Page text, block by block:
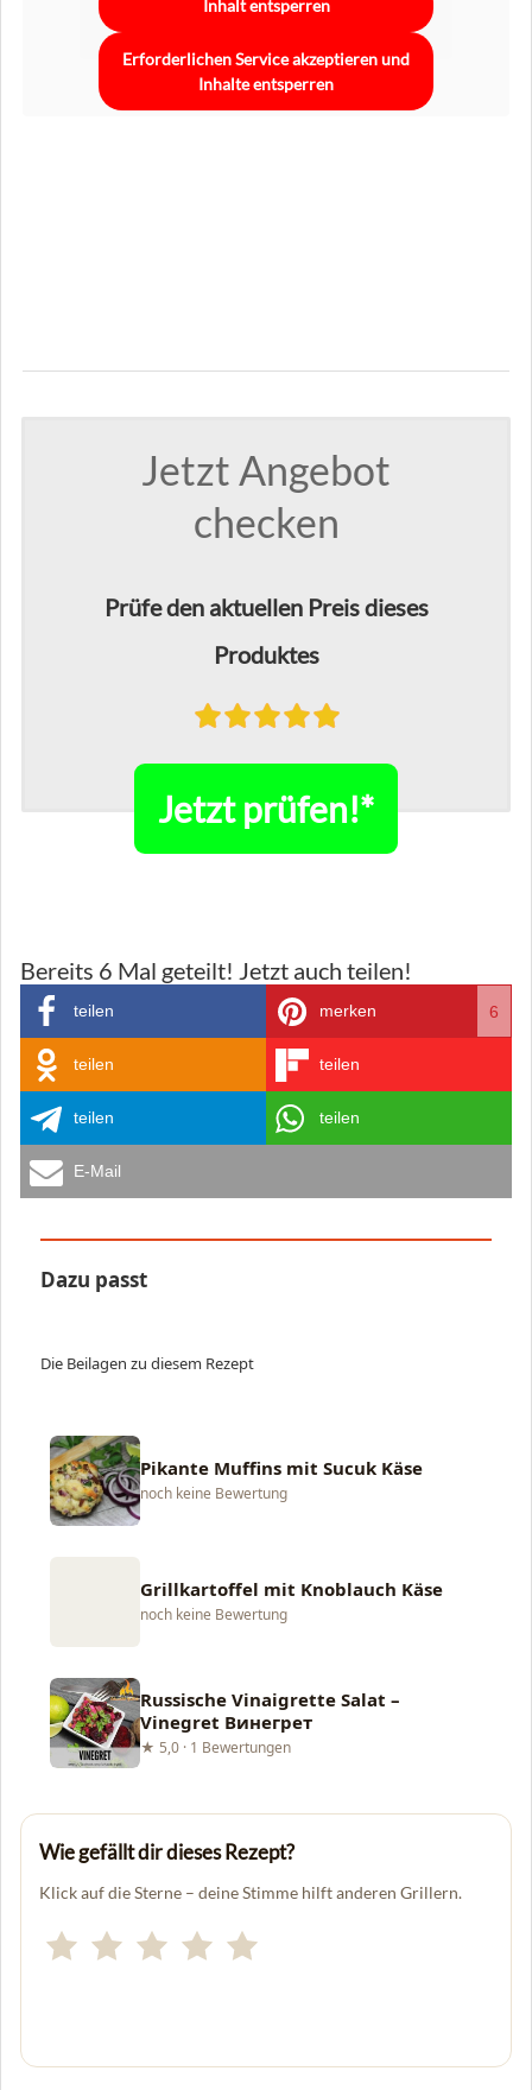
Inhalt entsperren
Erforderlichen Service akzeptieren und
Inhalte entsperren
Jetzt Angebot
checken
Prüfe den aktuellen Preis dieses
Produktes
Jetzt prüfen!*
Bereits 6 Mal geteilt! Jetzt auch teilen!
teilen merken 6
teilen teilen
teilen teilen
E-Mail
Dazu passt
Die Beilagen zu diesem Rezept
Pikante Muffins mit Sucuk Käse
noch keine Bewertung
Grillkartoffel mit Knoblauch Käse
noch keine Bewertung
Russische Vinaigrette Salat –
Vinegret Винегрет
★ 5,0 · 1 Bewertungen
Wie gefällt dir dieses Rezept?
Klick auf die Sterne – deine Stimme hilft anderen Grillern.